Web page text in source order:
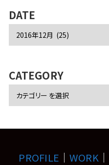
DATE
ブ
CATEGORY
PROFILE ｜ WORK ｜